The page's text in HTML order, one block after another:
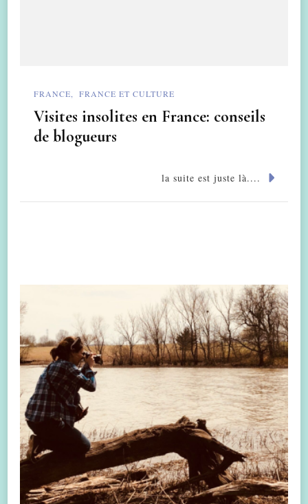
FRANCE FRANCE ET CULTURE
Visites insolites en France: conseils
de blogueurs
la suite est juste là....